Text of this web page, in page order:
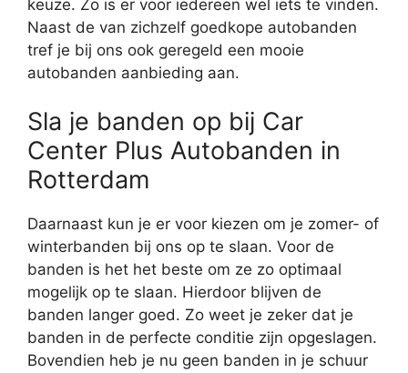
keuze. Zo is er voor iedereen wel iets te vinden.
Naast de van zichzelf goedkope autobanden
tref je bij ons ook geregeld een mooie
autobanden aanbieding aan.
Sla je banden op bij Car
Center Plus Autobanden in
Rotterdam
Daarnaast kun je er voor kiezen om je zomer- of
winterbanden bij ons op te slaan. Voor de
banden is het het beste om ze zo optimaal
mogelijk op te slaan. Hierdoor blijven de
banden langer goed. Zo weet je zeker dat je
banden in de perfecte conditie zijn opgeslagen.
Bovendien heb je nu geen banden in je schuur